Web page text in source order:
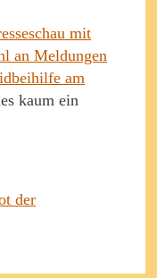
mit
an Meldungen
am
kaum ein
der